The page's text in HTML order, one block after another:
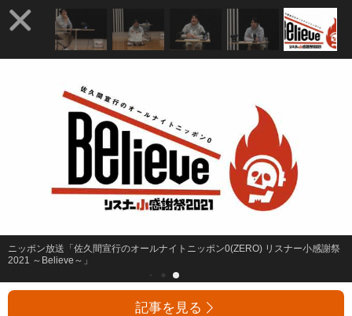
ニッポン放送「佐久間宣行のオールナイトニッポン0(ZERO) リスナー小感謝祭
2021 ～Believe～」
記事を見る